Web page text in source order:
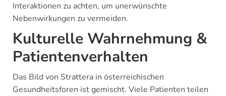
Interaktionen zu achten, um unerwünschte
Nebenwirkungen zu vermeiden.
Kulturelle Wahrnehmung &
Patientenverhalten
Das Bild von Strattera in österreichischen
Gesundheitsforen ist gemischt. Viele Patienten teilen